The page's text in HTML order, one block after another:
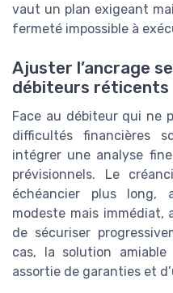
vaut un plan exigeant
fermeté impossible à
Ajuster l’ancrage
débiteurs réticents
Face au débiteur qui ne
difficultés financières
intégrer une analyse
prévisionnels. Le
échéancier plus long,
modeste mais
de sécuriser
cas, la solution
assortie de garanties et